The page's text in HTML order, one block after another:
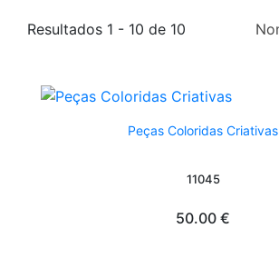
Resultados 1 - 10 de 10
Peças Coloridas Criativas
11045
50.00 €